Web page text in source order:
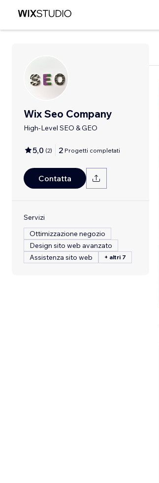
Wix Seo Company
High-Level SEO & GEO
5,0 (2) 2 Progetti completati
Contatta
Servizi
Ottimizzazione negozio
Design sito web avanzato
Assistenza sito web
+ altri 7